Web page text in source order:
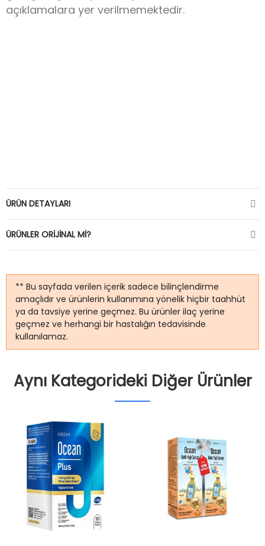
açıklamalara yer verilmemektedir.
ÜRÜN DETAYLARI
ÜRÜNLER ORIJINAL MI?
** Bu sayfada verilen içerik sadece bilinçlendirme
amaçlıdır ve ürünlerin kullanımına yönelik hiçbir taahhüt
ya da tavsiye yerine geçmez. Bu ürünler ilaç yerine
geçmez ve herhangi bir hastalığın tedavisinde
kullanılamaz.
Aynı Kategorideki Diğer Ürünler